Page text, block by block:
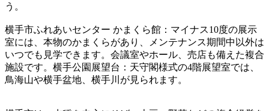
う。
横手市ふれあいセンター かまくら館：マイナス10度の展示
室には、本物のかまくらがあり、メンテナンス期間中以外は
いつでも見学できます。会議室やホール、売店も備えた複合
施設です。横手公園展望台：天守閣様式の4階展望室では、
鳥海山や横手盆地、横手川が見られます。